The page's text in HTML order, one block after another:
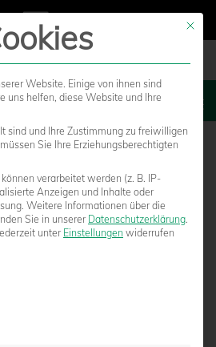
MENU
– U14-
Mit
Website. Einige von ihnen sind
uns helfen, diese Website und Ihre
sind und Ihre Zustimmung zu freiwilligen
Sie Ihre Erziehungsberechtigten
verarbeitet werden (z. B. IP-
Anzeigen und Inhalte oder
Weitere Informationen über die
Sie in unserer Datenschutzerklärung.
unter Einstellungen widerrufen
Gruppen, für die eine